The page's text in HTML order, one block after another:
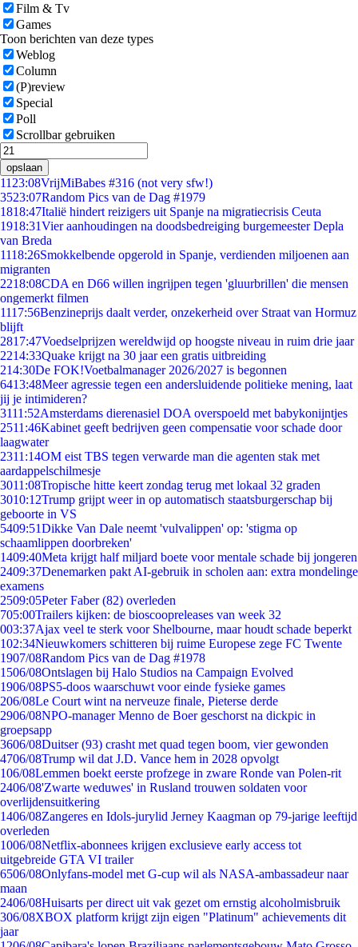
Film & Tv
Games
Toon berichten van deze types
Weblog
Column
(P)review
Special
Poll
Scrollbar gebruiken
opslaan
11 23:08VrijMiBabes #316 (not very sfw!)
3523:07Random Pics van de Dag #1979
1818:47Italië hindert reizigers uit Spanje na migratiecrisis Ceuta
1918:31Vier aanhoudingen na doodsbedreiging burgemeester Depla
van Breda
1118:26Smokkelbende opgerold in Spanje, verdienden miljoenen aan
migranten
2218:08CDA en D66 willen ingrijpen tegen 'gluurbrillen' die mensen
ongemerkt filmen
1117:56Benzineprijs daalt verder, onzekerheid over Straat van Hormuz
blijft
2817:47Voedselprijzen wereldwijd op hoogste niveau in ruim drie jaar
2214:33Quake krijgt na 30 jaar een gratis uitbreiding
214:30De FOK!Voetbalmanager 2026/2027 is begonnen
6413:48Meer agressie tegen een andersluidende politieke mening, laat
jij je intimideren?
3111:52Amsterdams dierenasiel DOA overspoeld met babykonijntjes
2511:46Kabinet geeft bedrijven geen compensatie voor schade door
laagwater
2311:14OM eist TBS tegen verwarde man die agenten stak met
aardappelschilmesje
3011:08Tropische hitte keert zondag terug met lokaal 32 graden
3010:12Trump grijpt weer in op automatisch staatsburgerschap bij
geboorte in VS
5409:51Dikke Van Dale neemt 'vulvalippen' op: 'stigma op
schaamlippen doorbreken'
1409:40Meta krijgt half miljard boete voor mentale schade bij jongeren
2409:37Denemarken pakt AI-gebruik in scholen aan: extra mondelinge
examens
2509:05Peter Faber (82) overleden
705:00Trailers kijken: de bioscoopreleases van week 32
003:37Ajax veel te sterk voor Shelbourne, maar houdt schade beperkt
102:34Nieuwkomers schitteren bij ruime Europese zege FC Twente
1907/08Random Pics van de Dag #1978
1506/08Ontslagen bij Halo Studios na Campaign Evolved
1906/08PS5-doos waarschuwt voor einde fysieke games
206/08Le Court wint na nerveuze finale, Pieterse derde
2906/08NPO-manager Menno de Boer geschorst na dickpic in
groepsapp
3606/08Duitser (93) crasht met quad tegen boom, vier gewonden
4706/08Trump wil dat J.D. Vance hem in 2028 opvolgt
106/08Lemmen boekt eerste profzege in zware Ronde van Polen-rit
2406/08'Zwarte weduwes' in Rusland trouwen soldaten voor
overlijdensuitkering
1406/08Zangeres en Idols-jurylid Jerney Kaagman op 79-jarige leeftijd
overleden
1006/08Netflix-abonnees krijgen exclusieve early access tot
uitgebreide GTA VI trailer
6506/08Onlyfans-model met G-cup wil als NASA-ambassadeur naar
maan
2406/08Huisarts per direct uit vak gezet om ernstig alcoholmisbruik
306/08XBOX platform krijgt zijn eigen "Platinum" achievements dit
jaar